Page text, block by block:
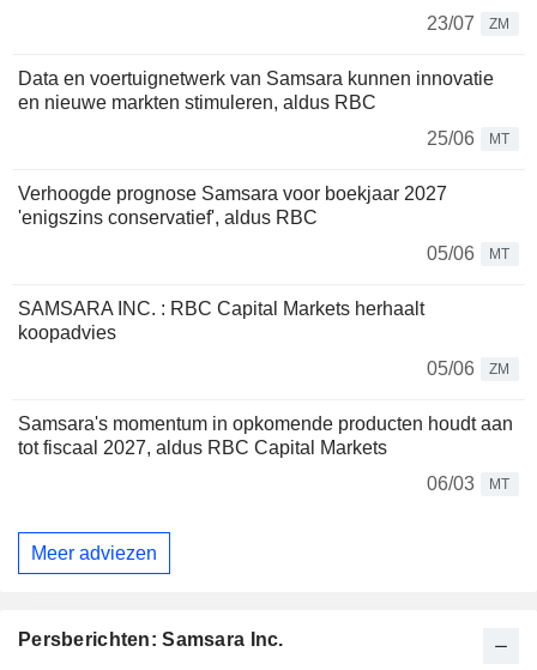
23/07
ZM
Data en voertuignetwerk van Samsara kunnen innovatie
en nieuwe markten stimuleren, aldus RBC
25/06
MT
Verhoogde prognose Samsara voor boekjaar 2027
'enigszins conservatief', aldus RBC
05/06
MT
SAMSARA INC. : RBC Capital Markets herhaalt
koopadvies
05/06
ZM
Samsara's momentum in opkomende producten houdt aan
tot fiscaal 2027, aldus RBC Capital Markets
06/03
MT
Meer adviezen
Persberichten: Samsara Inc.